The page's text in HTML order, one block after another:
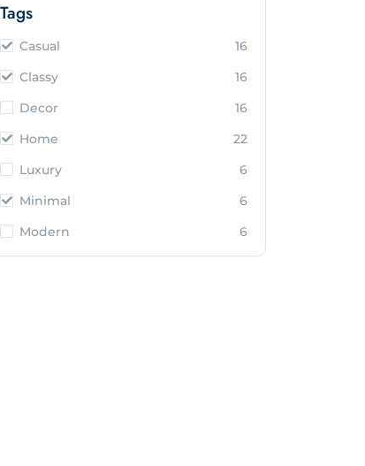
Tags
Casual
16
Classy
16
Decor
16
Home
22
Luxury
6
Minimal
6
Modern
6